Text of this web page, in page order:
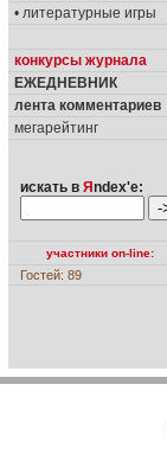
• литературные игры
конкурсы журнала
ЕЖЕДНЕВНИК
лента комментариев
мегарейтинг
искать в Я ndex'е:
участники on-line:
Гостей: 89